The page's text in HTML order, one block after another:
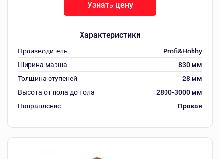
Характеристики
Производитель
Profi&Hobby
Ширина марша
830 мм
Толщина ступеней
28 мм
Высота от пола до пола
2800-3000 мм
Направление
Правая
Узнать цену